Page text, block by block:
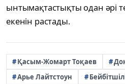
ынтымақтастықты одан әрі
екенін растады.
Қасым-Жомарт Тоқаев
Арье Лайтстоун